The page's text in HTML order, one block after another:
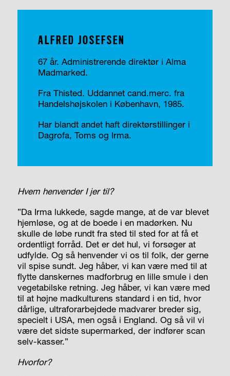
ALFRED JOSEFSEN
67 år. Administrerende direktør i Alma
Madmarked.
Fra Thisted. Uddannet cand.merc. fra
Handelshøjskolen i København, 1985.
Har blandt andet haft direktørstillinger i
Dagrofa, Toms og Irma.
Hvem henvender I jer til?
”Da Irma lukkede, sagde mange, at de var blevet
hjemløse, og at de boede i en madørken. Nu
skulle de løbe rundt fra sted til sted for at få et
ordentligt forråd. Det er det hul, vi forsøger at
udfylde. Og så henvender vi os til folk, der gerne
vil spise sundt. Jeg håber, vi kan være med til at
flytte danskernes madforbrug en lille smule i den
vegetabilske retning. Jeg håber, vi kan være med
til at højne madkulturens standard i en tid, hvor
dårlige, ultraforarbejdede madvarer breder sig,
specielt i USA, men også i England. Og så vil vi
være det sidste supermarked, der indfører scan
selv-kasser.”
Hvorfor?